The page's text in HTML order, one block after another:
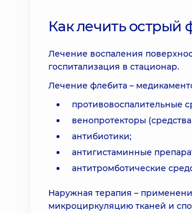
Как лечить острый
Лечение воспаления
госпитализация в стационар.
Лечение флебита –
противовоспалительные
венопротекторы
антибиотики;
антигистаминные
антитромботические
Наружная терапия –
микроциркуляцию тканей и